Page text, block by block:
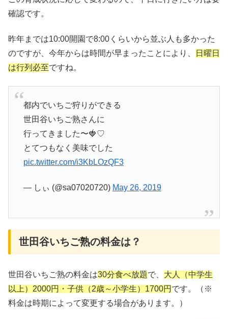
確認です。
昨年までは10:00開園で8:00くらいから並ぶ人も多かった
のですが、今年からは時間が早まったことにより、
日曜日
は行列必至ですね。
都内でいちご狩りができる
世田谷いちご熟さんに
行ってきました〜🍓♡
とてつもなく美味でした
pic.twitter.com/i3KbLOzQF3
— しぃ (@sa07020720) May 26, 2019
世田谷いちご熟の料金は？
世田谷いちご熟の料金は30分食べ放題で、 大人（中学生
以上）2000円・子供（2歳～小学生）1700円 です。（※
料金は時期によって変更する場合があります。）